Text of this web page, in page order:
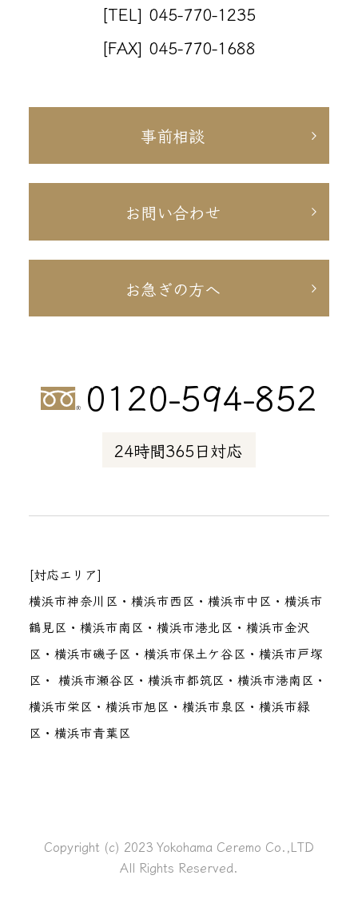
[TEL] 045-770-1235
[FAX] 045-770-1688
事前相談
お問い合わせ
お急ぎの方へ
0120-594-852
24時間365日対応
[対応エリア]
横浜市神奈川区・横浜市西区・横浜市中区・横浜市
鶴見区・横浜市南区・横浜市港北区・横浜市金沢
区・横浜市磯子区・横浜市保土ケ谷区・横浜市戸塚
区・ 横浜市瀬谷区・横浜市都筑区・横浜市港南区・
横浜市栄区・横浜市旭区・横浜市泉区・横浜市緑
区・横浜市青葉区
Copyright (c) 2023 Yokohama Ceremo Co.,LTD
All Rights Reserved.